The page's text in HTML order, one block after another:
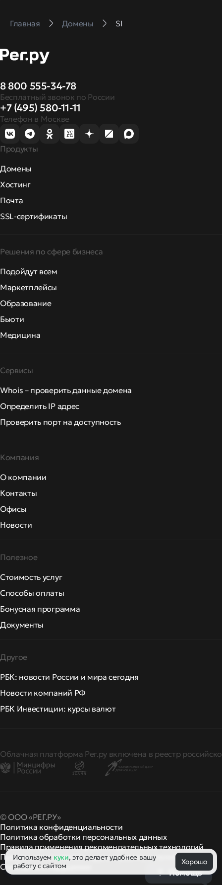
Главная Домены SI
8 800 555-34-78
Бесплатный звонок по России
+7 (495) 580-11-11
Телефон в Москве
Продукты
Домены
Хостинг
Почта
SSL-сертификаты
Решения по сфере бизнеса
Подойдут всем
Маркетплейсы
Образование
Бьюти
Медицина
Сервисы
Whois – проверить данные домена
Определить IP адрес
Проверить порт на доступность
Компания
О компании
Контакты
Офисы
Новости
Полезное
Стоимость услуг
Способы оплаты
Бонусная программа
Документы
Другое
РБК: новости России и мира сегодня
Новости компаний РФ
РБК Инвестиции: курсы валют
Облачная платформа Рег.ру включена в реестр
© ООО «РЕГ.РУ»
Политика конфиденциальности
Политика обработки персональных данных
Правила применения рекомендательных технологий
Правила пользования и другиеправила и политики
Сообщить о нарушении
Используем куки, это делает удобнее вашу
работу с сайтом
Хорошо
Помощь